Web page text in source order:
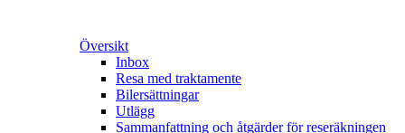
Översikt
Inbox
Resa med traktamente
Bilersättningar
Utlägg
Sammanfattning och åtgärder för reseräkningen